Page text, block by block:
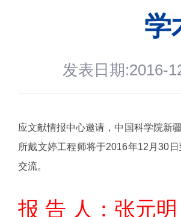
学
发表日期:2016-
应文献情报中心邀请，中国科学院新
所戴文婷工程师将于2016年12月30
交流。
报 告 人：张元